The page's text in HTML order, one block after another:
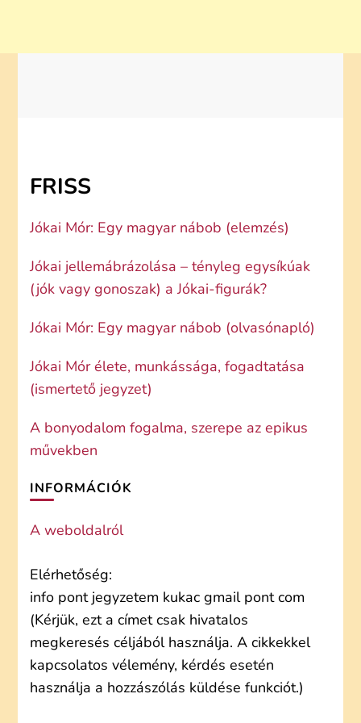
FRISS
Jókai Mór: Egy magyar nábob (elemzés)
Jókai jellemábrázolása – tényleg egysíkúak
(jók vagy gonoszak) a Jókai-figurák?
Jókai Mór: Egy magyar nábob (olvasónapló)
Jókai Mór élete, munkássága, fogadtatása
(ismertető jegyzet)
A bonyodalom fogalma, szerepe az epikus
művekben
INFORMÁCIÓK
A weboldalról
Elérhetőség:
info pont jegyzetem kukac gmail pont com
(Kérjük, ezt a címet csak hivatalos
megkeresés céljából használja. A cikkekkel
kapcsolatos vélemény, kérdés esetén
használja a hozzászólás küldése funkciót.)